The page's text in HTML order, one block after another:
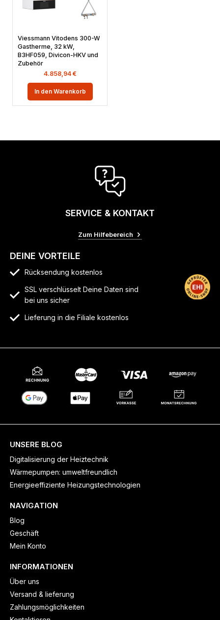
Viessmann Vitodens 300-W
Gastherme, 32 kW,
B3HF059, Divicon-HKV und
Zubehör
4.858,94 €
In den Warenkorb
SERVICE & KONTAKT
Zum Hilfebereich
DEINE VORTEILE
Rücksendung kostenlos
SSL verschlüsselt Deine Daten sind
bei uns sicher
Lieferung in die Filiale kostenlos
UNSERE BLOG
Digitalisierung der Heiztechnik
Wärmepumpen: umweltfreundlich
Energieeffiziente Heizungstechnologien
NAVIGATION
Blog
Geschäft
Mein Konto
INFORMATIONEN
Über uns
Versand & lieferung
Zahlungsmöglichkeiten